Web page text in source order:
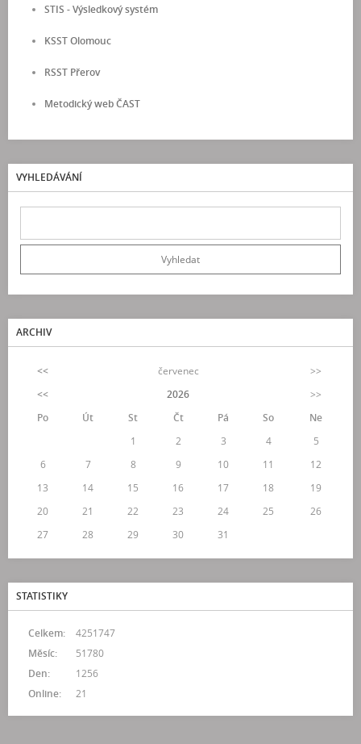
STIS - Výsledkový systém
KSST Olomouc
RSST Přerov
Metodický web ČAST
VYHLEDÁVÁNÍ
ARCHIV
<< červenec
>>
<<
2026
>>
Po
Út St Čt Pá So
Ne
1
2 3 4
5
6
7 8 9 10 11
12
13
14 15 16 17 18
19
20
21 22 23 24 25
26
27
28 29 30 31
STATISTIKY
Online: 21
Celkem:
4251747
Měsíc:
51780
Den:
1256